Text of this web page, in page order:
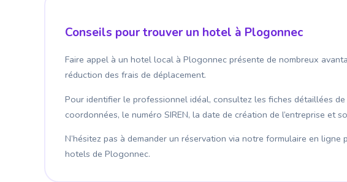
Conseils pour trouver un hotel à Plogonnec
Faire appel à un hotel local à Plogonnec présente de nombreux
réduction des frais de déplacement.
Pour identifier le professionnel idéal, consultez les fiches détaillées
coordonnées, le numéro SIREN, la date de création de l’entreprise et
N’hésitez pas à demander un réservation via notre formulaire en
hotels de Plogonnec.